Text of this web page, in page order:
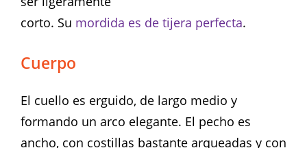
corto. Su mordida es de tijera perfecta.
Cuerpo
El cuello es erguido, de largo medio y
formando un arco elegante. El pecho es
ancho, con costillas bastante arqueadas y con